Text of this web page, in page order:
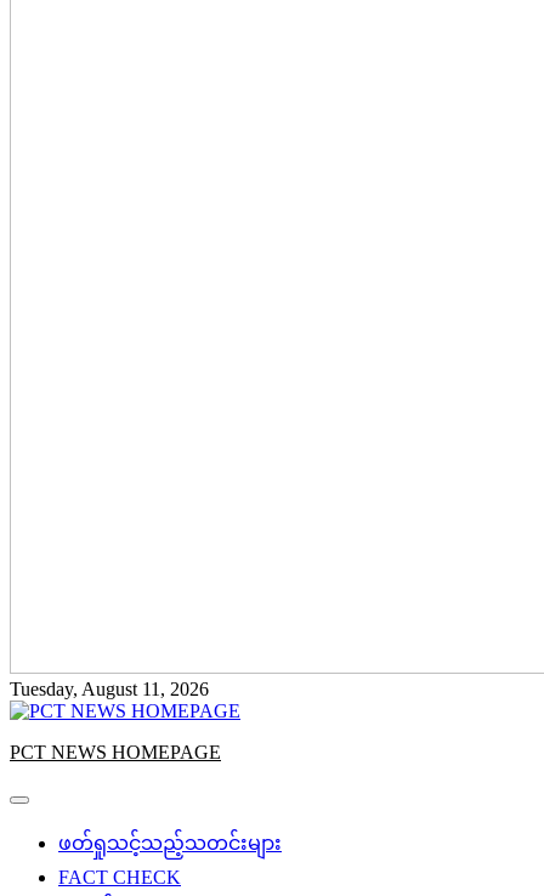
Tuesday, August 11, 2026
PCT NEWS HOMEPAGE
ဖတ်ရှုသင့်သည့်သတင်းများ
FACT CHECK